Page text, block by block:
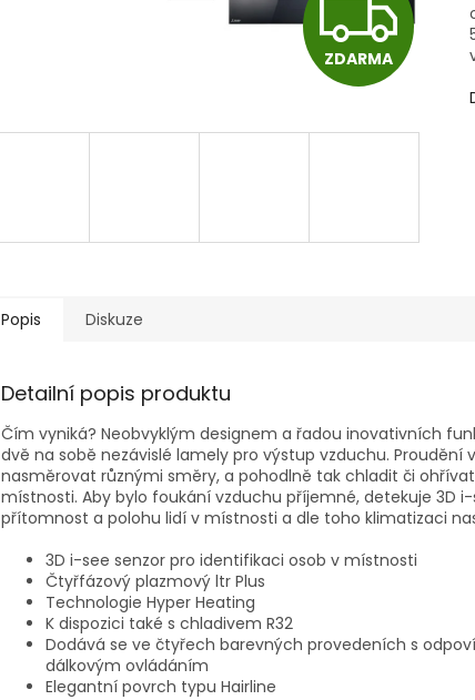
Z
D
R
ZDARMA
Popis Diskuze
Detailní popis produktu
Čím vyniká? Neobvyklým designem a řadou inovativních
dvě na sobě nezávislé lamely pro výstup vzduchu. Proudění
nasměrovat různými směry, a pohodlně tak chladit či
místnosti. Aby bylo foukání vzduchu příjemné, detekuje 3D
přítomnost a polohu lidí v místnosti a dle toho klimatizaci
3D i-see senzor pro identifikaci osob v místnosti
Čtyřfázový plazmový ltr Plus
Technologie Hyper Heating
K dispozici také s chladivem R32
Dodává se ve čtyřech barevných provedeních s
dálkovým ovládáním
Elegantní povrch typu Hairline